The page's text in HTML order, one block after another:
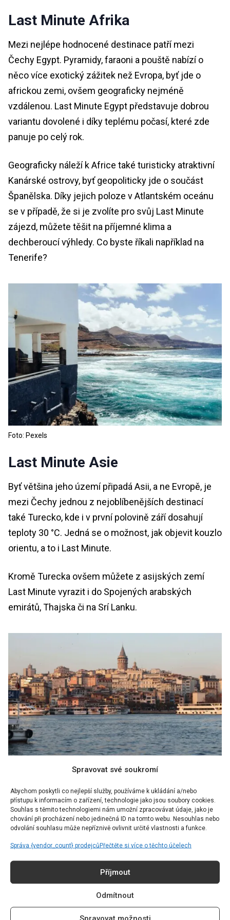
Spravovat své soukromí
Abychom poskytli co nejlepší služby, používáme k ukládání a/nebo
přístupu k informacím o zařízení, technologie jako jsou soubory cookies.
Souhlas s těmito technologiemi nám umožní zpracovávat údaje, jako je
chování při procházení nebo jedinečná ID na tomto webu. Nesouhlas nebo
odvolání souhlasu může nepříznivě ovlivnit určité vlastnosti a funkce.
Správa {vendor_count} prodejcůPřečtěte si více o těchto účelech
Příjmout
Odmítnout
Last Minute Afrika
Mezi nejlépe hodnocené destinace patří mezi
Čechy Egypt. Pyramidy, faraoni a pouště nabízí o
něco více exotický zážitek než Evropa, byť jde o
africkou zemi, ovšem geograficky nejméně
vzdálenou. Last Minute Egypt představuje dobrou
variantu dovolené i díky teplému počasí, které zde
panuje po celý rok.
Geograficky náleží k Africe také turisticky atraktivní
Kanárské ostrovy, byť geopoliticky jde o součást
Španělska. Díky jejich poloze v Atlantském oceánu
se v případě, že si je zvolíte pro svůj Last Minute
zájezd, můžete těšit na příjemné klima a
dechberoucí výhledy. Co byste říkali například na
Tenerife?
Foto: Pexels
Last Minute Asie
Byť většina jeho území připadá Asii, a ne Evropě, je
mezi Čechy jednou z nejoblíbenějších destinací
také Turecko, kde i v první polovině září dosahují
teploty 30 °C. Jedná se o možnost, jak objevit kouzlo
orientu, a to i Last Minute.
Kromě Turecka ovšem můžete z asijských zemí
Last Minute vyrazit i do Spojených arabských
emirátů, Thajska či na Srí Lanku.
Last Minute Severní Amerika
Amerika? Pak využijte Last Minute možnosti vyrazit
na Kubu nebo do Mexika. Kuba je největším
karibským ostrovem a má potenciál oslnit
rozlehlými písečnými plážemi, malebnými
křišťálovými zátokami a horkým subtropickým